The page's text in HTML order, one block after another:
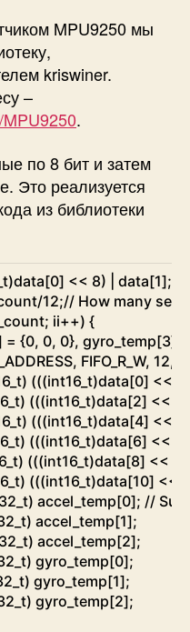
MPU9250 мы
kriswiner.
–
.
по 8 бит и затем
Это реализуется
из библиотеки
Arduino
)data[0] << 8) data[1];
/12;// How many
; ii++) {
= {0, 0, 0}, gyro_temp[3]
, FIFO_R_W, 12,
) (((int16_t)data[0] <<
) (((int16_t)data[2] <<
) (((int16_t)data[4] <<
) (((int16_t)data[6] <<
) (((int16_t)data[8] <<
) (((int16_t)data[10] <<
) accel_temp[0]; //
) accel_temp[1];
) accel_temp[2];
) gyro_temp[0];
) gyro_temp[1];
) gyro_temp[2];